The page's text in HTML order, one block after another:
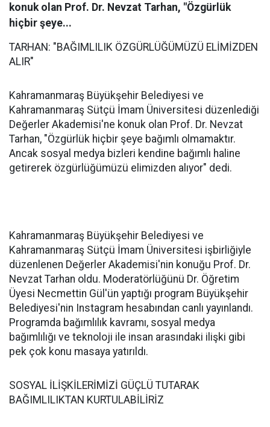
konuk olan Prof. Dr. Nevzat Tarhan, "Özgürlük
hiçbir şeye...
TARHAN: "BAĞIMLILIK ÖZGÜRLÜĞÜMÜZÜ ELİMİZDEN
ALIR"
Kahramanmaraş Büyükşehir Belediyesi ve
Kahramanmaraş Sütçü İmam Üniversitesi düzenlediği
Değerler Akademisi'ne konuk olan Prof. Dr. Nevzat
Tarhan, "Özgürlük hiçbir şeye bağımlı olmamaktır.
Ancak sosyal medya bizleri kendine bağımlı haline
getirerek özgürlüğümüzü elimizden alıyor" dedi.
Kahramanmaraş Büyükşehir Belediyesi ve
Kahramanmaraş Sütçü İmam Üniversitesi işbirliğiyle
düzenlenen Değerler Akademisi'nin konuğu Prof. Dr.
Nevzat Tarhan oldu. Moderatörlüğünü Dr. Öğretim
Üyesi Necmettin Gül'ün yaptığı program Büyükşehir
Belediyesi'nin Instagram hesabından canlı yayınlandı.
Programda bağımlılık kavramı, sosyal medya
bağımlılığı ve teknoloji ile insan arasındaki ilişki gibi
pek çok konu masaya yatırıldı.
SOSYAL İLİŞKİLERİMİZİ GÜÇLÜ TUTARAK
BAĞIMLILIKTAN KURTULABİLİRİZ